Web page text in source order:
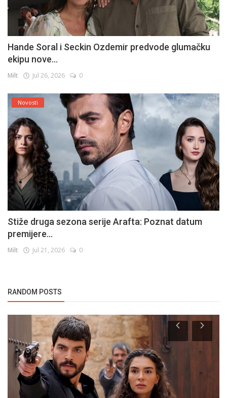
Hande Soral i Seckin Ozdemir predvode glumačku
ekipu nove...
Milt Jul 26, 2026 0
Novosti
Stiže druga sezona serije Arafta: Poznat datum
premijere...
Milt Jul 21, 2026 0
RANDOM POSTS